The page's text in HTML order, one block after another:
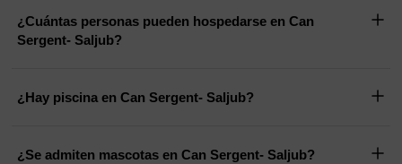
¿Cuántas personas pueden hospedarse en Can
Sergent- Saljub?
¿Hay piscina en Can Sergent- Saljub?
¿Se admiten mascotas en Can Sergent- Saljub?